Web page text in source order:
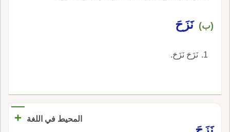
(ب) نَزَحَ
نَزَحَ نَزَحَ.
المحيط في اللغة
+